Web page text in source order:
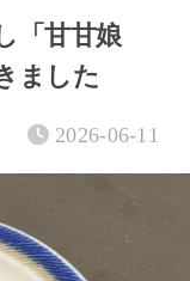
「甘甘娘
ました
2026-06-11